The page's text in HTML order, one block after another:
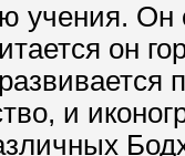
учения. Он
он
и